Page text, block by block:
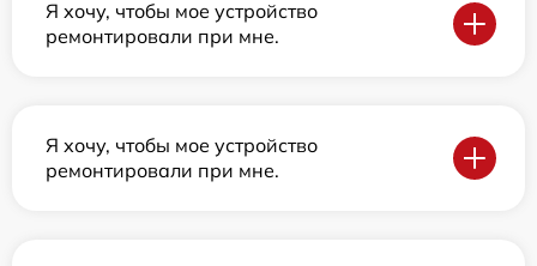
Я хочу, чтобы мое устройство
ремонтировали при мне.
Я хочу, чтобы мое устройство
ремонтировали при мне.